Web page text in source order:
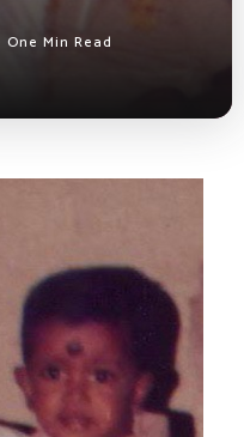
One Min Read